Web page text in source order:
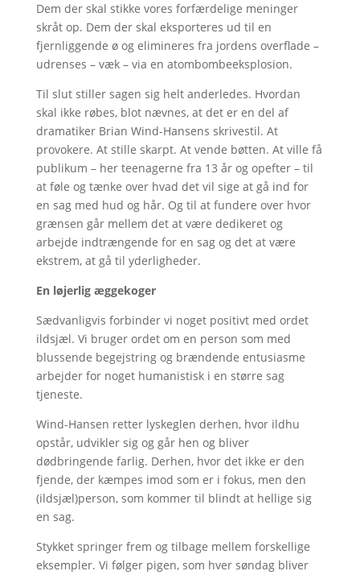
Dem der skal stikke vores forfærdelige meninger
skråt op. Dem der skal eksporteres ud til en
fjernliggende ø og elimineres fra jordens overflade –
udrenses – væk – via en atombombeeksplosion.
Til slut stiller sagen sig helt anderledes. Hvordan
skal ikke røbes, blot nævnes, at det er en del af
dramatiker Brian Wind-Hansens skrivestil. At
provokere. At stille skarpt. At vende bøtten. At ville få
publikum – her teenagerne fra 13 år og opefter – til
at føle og tænke over hvad det vil sige at gå ind for
en sag med hud og hår. Og til at fundere over hvor
grænsen går mellem det at være dedikeret og
arbejde indtrængende for en sag og det at være
ekstrem, at gå til yderligheder.
En løjerlig æggekoger
Sædvanligvis forbinder vi noget positivt med ordet
ildsjæl. Vi bruger ordet om en person som med
blussende begejstring og brændende entusiasme
arbejder for noget humanistisk i en større sag
tjeneste.
Wind-Hansen retter lyskeglen derhen, hvor ildhu
opstår, udvikler sig og går hen og bliver
dødbringende farlig. Derhen, hvor det ikke er den
fjende, der kæmpes imod som er i fokus, men den
(ildsjæl)person, som kommer til blindt at hellige sig
en sag.
Stykket springer frem og tilbage mellem forskellige
eksempler. Vi følger pigen, som hver søndag bliver